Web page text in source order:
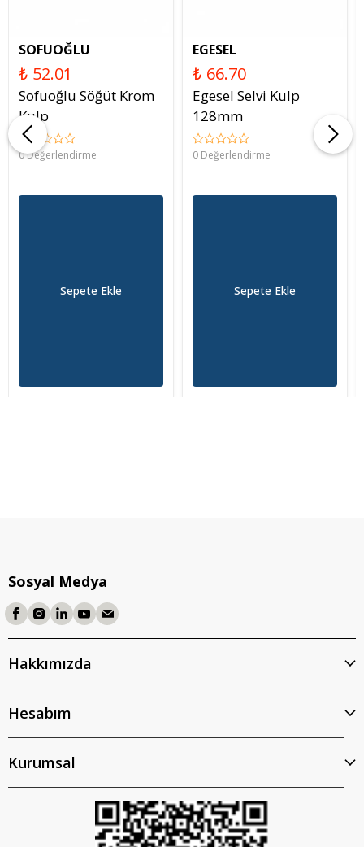
SOFUOĞLU
₺ 52.01
Sofuoğlu Söğüt Krom
Kulp
0 Değerlendirme
Sepete Ekle
EGESEL
₺ 66.70
Egesel Selvi Kulp
128mm
0 Değerlendirme
Sepete Ekle
Sosyal Medya
Hakkımızda
Hesabım
Kurumsal